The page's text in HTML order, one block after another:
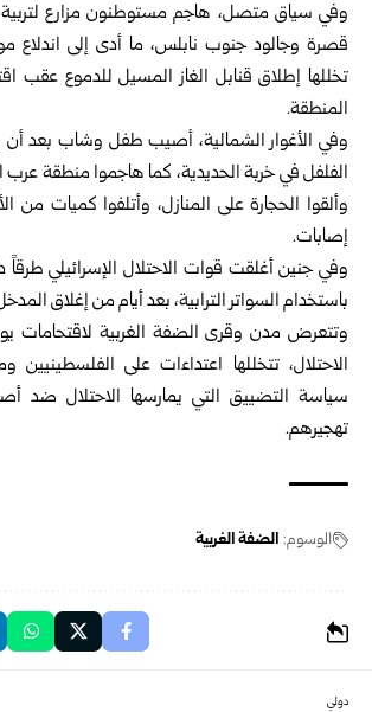
وفي سياق متصل، هاجم مستوطنون مزارع لتربية
قصرة وجالود جنوب نابلس، ما أدى إلى اندلاع
تخللها إطلاق قنابل الغاز المسيل للدموع عقب
المنطقة.
وفي الأغوار الشمالية، أصيب طفل وشاب بعد
الفلفل في خربة الحديدية، كما هاجموا منطقة عرب
وألقوا الحجارة على المنازل، وأتلفوا كميات من
إصابات.
وفي جنين أغلقت قوات الاحتلال الإسرائيلي طرقاً
باستخدام السواتر الترابية، بعد أيام من إغلاق
وتتعرض مدن وقرى الضفة الغربية لاقتحامات
الاحتلال، تتخللها اعتداءات على الفلسطينيين
سياسة التضييق التي يمارسها الاحتلال ضد
تهجيرهم.
الوسوم: الضفة الغربية
دولي